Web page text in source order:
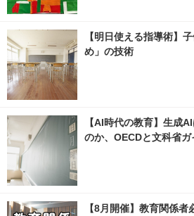
【明日使える指導術】
め」の技術
【AI時代の教育】生成
のか、OECDと文科省
【8月開催】教育関係